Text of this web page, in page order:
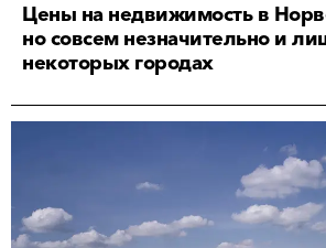
Цены на недвижимость в
но совсем незначительно и
некоторых городах